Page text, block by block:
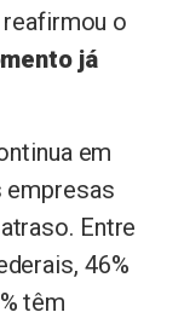
o
já
em
empresas
Entre
46%
têm